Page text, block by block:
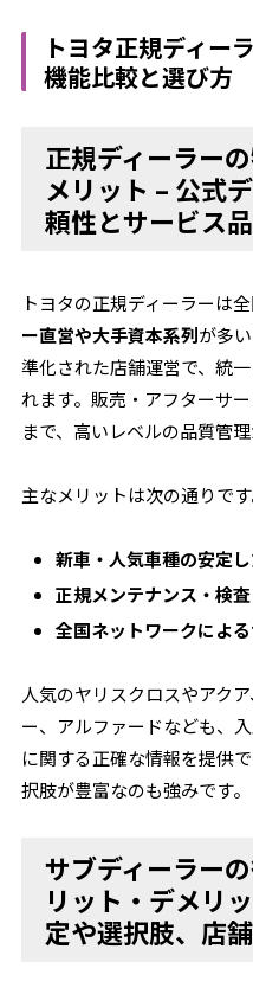
トヨタ正規ディー
機能比較と選び方
正規ディーラー
メリット – 公式
頼性とサービス
トヨタの正規ディーラーは
ー直営や大手資本系列が多
準化された店舗運営で、統
れます。販売・アフターサ
まで、高いレベルの品質管
主なメリットは次の通りです
新車・人気車種の安定
正規メンテナンス・検
全国ネットワークによ
人気のヤリスクロスやアク
ー、アルファードなども、
に関する正確な情報を提供
択肢が豊富なのも強みです。
サブディーラー
リット・デメリ
定や選択肢、店